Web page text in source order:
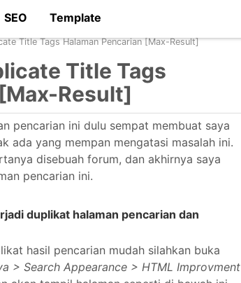
Skip to main content
SEO Template
Title Tags Halaman Pencarian [Max-Result]
Title Tags
Result]
pencarian ini dulu sempat membuat saya
ada yang mempan mengatasi masalah ini.
disebuah forum, dan akhirnya saya
pencarian ini.
duplikat halaman pencarian dan
hasil pencarian mudah silahkan buka
> Search Appearance > HTML Improvment